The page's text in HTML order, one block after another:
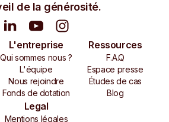
de la générosité.
L'entreprise
Qui sommes nous ?
L'équipe
Nous rejoindre
Fonds de dotation
Ressources
F.A.Q
Espace presse
Études de cas
Blog
Legal
Mentions légales